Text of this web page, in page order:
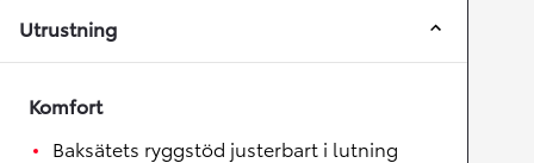
Utrustning
Komfort
Baksätets ryggstöd justerbart i lutning